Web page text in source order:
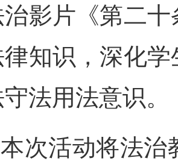
影片《第二
知识，深化
法用法意识。
本次活动将法治